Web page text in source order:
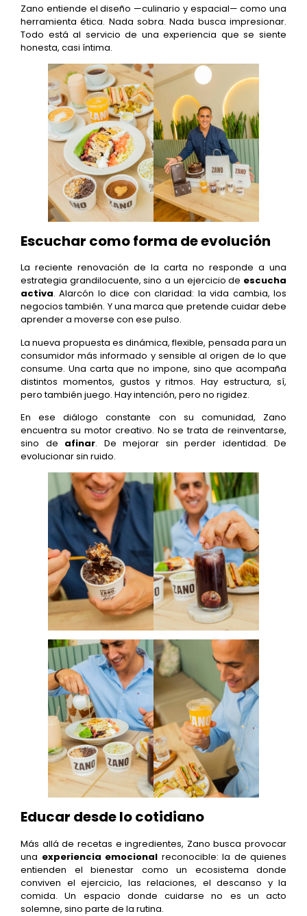
Zano entiende el diseño —culinario y espacial— como una
herramienta ética. Nada sobra. Nada busca impresionar.
Todo está al servicio de una experiencia que se siente
honesta, casi íntima.
Escuchar como forma de evolución
La reciente renovación de la carta no responde a una
estrategia grandilocuente, sino a un ejercicio de escucha
activa. Alarcón lo dice con claridad: la vida cambia, los
negocios también. Y una marca que pretende cuidar debe
aprender a moverse con ese pulso.
La nueva propuesta es dinámica, flexible, pensada para un
consumidor más informado y sensible al origen de lo que
consume. Una carta que no impone, sino que acompaña
distintos momentos, gustos y ritmos. Hay estructura, sí,
pero también juego. Hay intención, pero no rigidez.
En ese diálogo constante con su comunidad, Zano
encuentra su motor creativo. No se trata de reinventarse,
sino de afinar. De mejorar sin perder identidad. De
evolucionar sin ruido.
Educar desde lo cotidiano
Más allá de recetas e ingredientes, Zano busca provocar
una experiencia emocional reconocible: la de quienes
entienden el bienestar como un ecosistema donde
conviven el ejercicio, las relaciones, el descanso y la
comida. Un espacio donde cuidarse no es un acto
solemne, sino parte de la rutina.